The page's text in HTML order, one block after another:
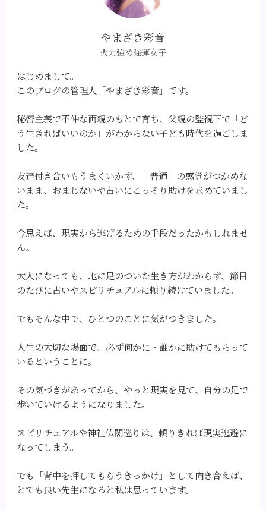
やまざき彩音
火力強め強運女子
はじめまして。
このブログの管理人「やまざき彩音」です。
秘密主義で不仲な両親のもとで育ち、父親の監視下で「ど
う生きればいいのか」がわからない子ども時代を過ごしま
した。
友達付き合いもうまくいかず、「普通」の感覚がつかめな
いまま、おまじないや占いにこっそり助けを求めていまし
た。
今思えば、現実から逃げるための手段だったかもしれませ
ん。
大人になっても、地に足のついた生き方がわからず、節目
のたびに占いやスピリチュアルに頼り続けていました。
でもそんな中で、ひとつのことに気がつきました。
人生の大切な場面で、必ず何かに・誰かに助けてもらって
いるということに。
その気づきがあってから、やっと現実を見て、自分の足で
歩いていけるようになりました。
スピリチュアルや神社仏閣巡りは、頼りきれば現実逃避に
なってしまう。
でも「背中を押してもらうきっかけ」として向き合えば、
とても良い先生になると私は思っています。